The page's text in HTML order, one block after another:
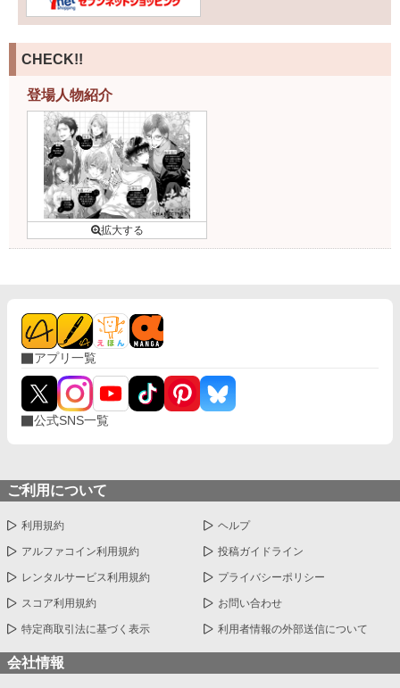
CHECK!!
登場人物紹介
アプリ一覧
公式SNS一覧
ご利用について
利用規約 ヘルプ
アルファコイン利用規約 投稿ガイドライン
レンタルサービス利用規約 プライバシーポリシー
スコア利用規約 お問い合わせ
特定商取引法に基づく表示 利用者情報の外部送信について
会社情報